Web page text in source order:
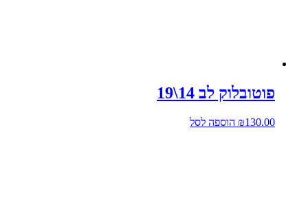
פוטובלוק לב 14\19
₪130.00 הוספה לסל